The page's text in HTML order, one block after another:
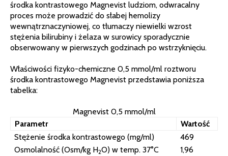
środka kontrastowego Magnevist ludziom, odwracalny
proces może prowadzić do słabej hemolizy
wewnątrznaczyniowej, co tłumaczy niewielki wzrost
stężenia bilirubiny i żelaza w surowicy sporadycznie
obserwowany w pierwszych godzinach po wstrzyknięciu.
Właściwości fizyko-chemiczne 0,5 mmol/ml roztworu
środka kontrastowego Magnevist przedstawia poniższa
tabelka:
Magnevist 0,5 mmol/ml
Parametr
Wartość
Stężenie środka kontrastowego (mg/ml)
469
Osmolalność (Osm/kg H2O) w temp. 37°C
1,96